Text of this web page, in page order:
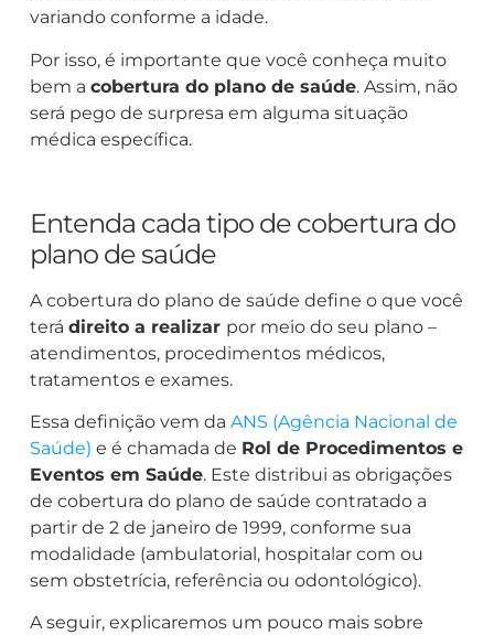
variando conforme a idade.
Por isso, é importante que você conheça muito
bem a cobertura do plano de saúde. Assim, não
será pego de surpresa em alguma situação
médica específica.
Entenda cada tipo de cobertura do
plano de saúde
A cobertura do plano de saúde define o que você
terá direito a realizar por meio do seu plano –
atendimentos, procedimentos médicos,
tratamentos e exames.
Essa definição vem da ANS (Agência Nacional de
Saúde) e é chamada de Rol de Procedimentos e
Eventos em Saúde. Este distribui as obrigações
de cobertura do plano de saúde contratado a
partir de 2 de janeiro de 1999, conforme sua
modalidade (ambulatorial, hospitalar com ou
sem obstetrícia, referência ou odontológico).
A seguir, explicaremos um pouco mais sobre